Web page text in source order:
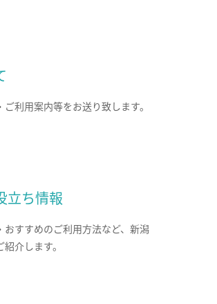
利用案内等をお送り致します。
立ち情報
すすめのご利用方法など、新潟
介します。